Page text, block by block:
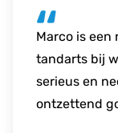
Marco is
tandarts bij
serieus en
ontzettend
Overgestapt
deze
heel goed op
Zeer
in zijn werk
me altijd